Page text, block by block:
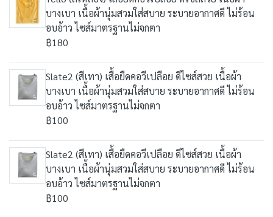
บางเบา เนื้อผ้านุ่มสวมใส่สบาย ระบายอากาศดี ไม่ร้อน
อบอ้าว ไซส์มาตรฐานไม่จกตา
฿180
Slate2 (สีเทา) เสื้อยืดคอวีเปลือย ดีไซส์สวย เนื้อผ้า
บางเบา เนื้อผ้านุ่มสวมใส่สบาย ระบายอากาศดี ไม่ร้อน
อบอ้าว ไซส์มาตรฐานไม่จกตา
฿100
Slate2 (สีเทา) เสื้อยืดคอวีเปลือย ดีไซส์สวย เนื้อผ้า
บางเบา เนื้อผ้านุ่มสวมใส่สบาย ระบายอากาศดี ไม่ร้อน
อบอ้าว ไซส์มาตรฐานไม่จกตา
฿100